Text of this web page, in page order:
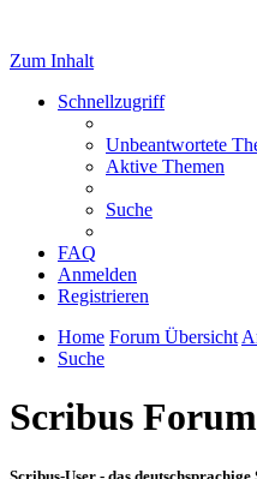
Zum Inhalt
Schnellzugriff
Unbeantwortete
Aktive Themen
Suche
FAQ
Anmelden
Registrieren
Home Forum Übersicht
Suche
Scribus Forum